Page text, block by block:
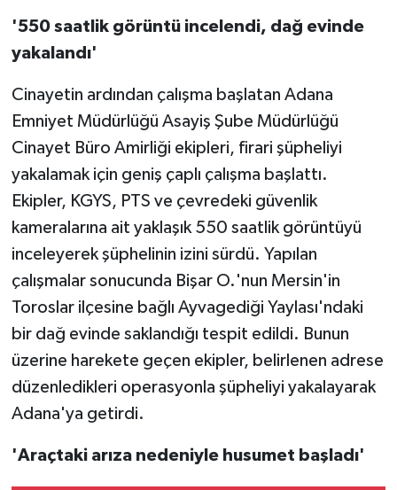
'550 saatlik görüntü incelendi, dağ evinde
yakalandı'
Cinayetin ardından çalışma başlatan Adana
Emniyet Müdürlüğü Asayiş Şube Müdürlüğü
Cinayet Büro Amirliği ekipleri, firari şüpheliyi
yakalamak için geniş çaplı çalışma başlattı.
Ekipler, KGYS, PTS ve çevredeki güvenlik
kameralarına ait yaklaşık 550 saatlik görüntüyü
inceleyerek şüphelinin izini sürdü. Yapılan
çalışmalar sonucunda Bişar O.'nun Mersin'in
Toroslar ilçesine bağlı Ayvagediği Yaylası'ndaki
bir dağ evinde saklandığı tespit edildi. Bunun
üzerine harekete geçen ekipler, belirlenen adrese
düzenledikleri operasyonla şüpheliyi yakalayarak
Adana'ya getirdi.
'Araçtaki arıza nedeniyle husumet başladı'